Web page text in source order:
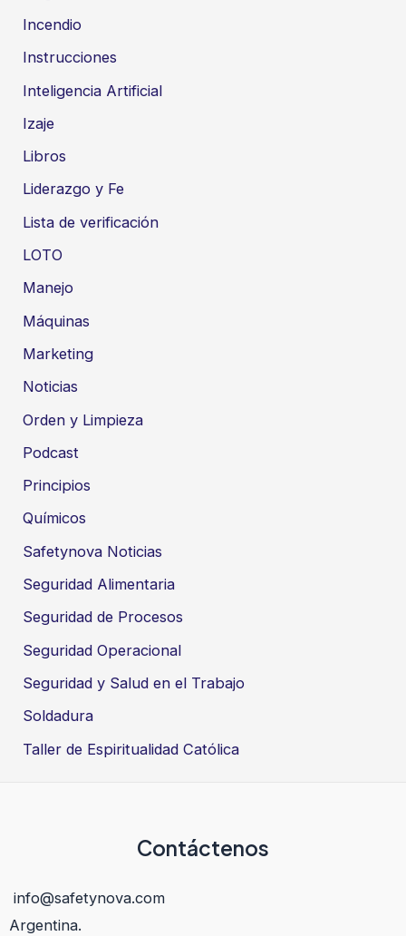
Incendio
Instrucciones
Inteligencia Artificial
Izaje
Libros
Liderazgo y Fe
Lista de verificación
LOTO
Manejo
Máquinas
Marketing
Noticias
Orden y Limpieza
Podcast
Principios
Químicos
Safetynova Noticias
Seguridad Alimentaria
Seguridad de Procesos
Seguridad Operacional
Seguridad y Salud en el Trabajo
Soldadura
Taller de Espiritualidad Católica
Contáctenos
info@safetynova.com
Argentina.